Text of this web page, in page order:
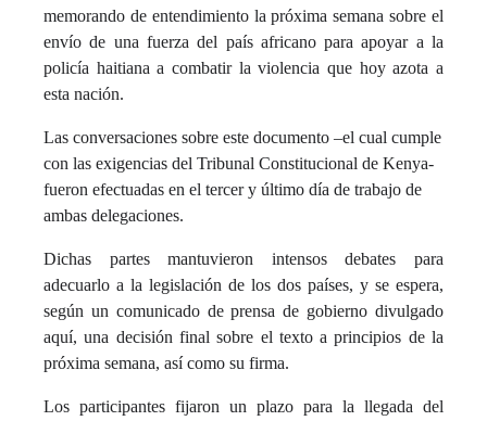
memorando de entendimiento la próxima semana sobre el
envío de una fuerza del país africano para apoyar a la
policía haitiana a combatir la violencia que hoy azota a
esta nación.
Las conversaciones sobre este documento –el cual cumple
con las exigencias del Tribunal Constitucional de Kenya-
fueron efectuadas en el tercer y último día de trabajo de
ambas delegaciones.
Dichas partes mantuvieron intensos debates para
adecuarlo a la legislación de los dos países, y se espera,
según un comunicado de prensa de gobierno divulgado
aquí, una decisión final sobre el texto a principios de la
próxima semana, así como su firma.
Los participantes fijaron un plazo para la llegada del